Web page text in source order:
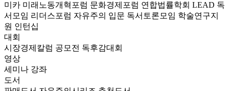
미카 미래노동개혁포럼 문화경제포럼 연합법률학회 LEAD 독
서모임 리더스포럼 자유주의 입문 독서토론모임 학술연구지
원 인턴십
대회
시장경제칼럼 공모전 독후감대회
영상
세미나 강좌
도서